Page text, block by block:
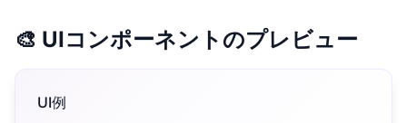
🎨 UIコンポーネントのプレビュー
UI例